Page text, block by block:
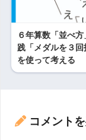
６年算数「並べ
践「メダルを３
を使って考える
コメント